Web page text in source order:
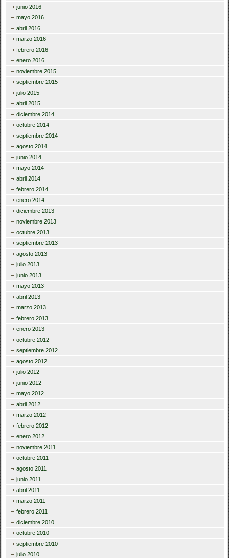
junio 2016
mayo 2016
abril 2016
marzo 2016
febrero 2016
enero 2016
noviembre 2015
septiembre 2015
julio 2015
abril 2015
diciembre 2014
octubre 2014
septiembre 2014
agosto 2014
junio 2014
mayo 2014
abril 2014
febrero 2014
enero 2014
diciembre 2013
noviembre 2013
octubre 2013
septiembre 2013
agosto 2013
julio 2013
junio 2013
mayo 2013
abril 2013
marzo 2013
febrero 2013
enero 2013
octubre 2012
septiembre 2012
agosto 2012
julio 2012
junio 2012
mayo 2012
abril 2012
marzo 2012
febrero 2012
enero 2012
noviembre 2011
octubre 2011
agosto 2011
junio 2011
abril 2011
marzo 2011
febrero 2011
diciembre 2010
octubre 2010
septiembre 2010
julio 2010